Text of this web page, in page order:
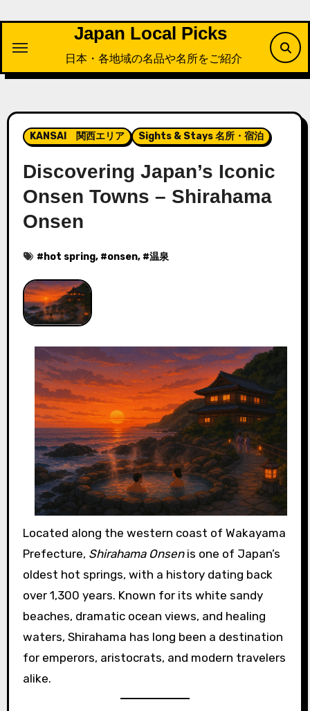
プ
Japan Local Picks
日本・各地域の名品や名所をご紹介
KANSAI 関西エリア Sights & Stays 名所・宿泊
Discovering Japan’s Iconic
Onsen Towns – Shirahama
Onsen
# hot spring, #onsen, #温泉
Located along the western coast of Wakayama
Prefecture, Shirahama Onsenis one of Japan’s
oldest hot springs, with a history dating back
over 1,300 years. Known for its white sandy
beaches, dramatic ocean views, and healing
waters, Shirahama has long been a destination
for emperors, aristocrats, and modern travelers
alike.